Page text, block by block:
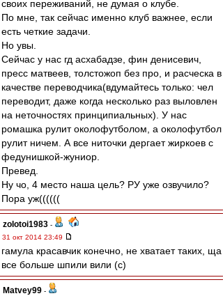
своих переживаний, не думая о клубе.
По мне, так сейчас именно клуб важнее, если
есть четкие задачи.
Но увы.
Сейчас у нас гд асхабадзе, фин денисевич,
пресс матвеев, толстожоп без про, и расческа в
качестве переводчика(вдумайтесь только: чел
переводит, даже когда несколько раз выловлен
на неточностях принципиальных). У нас
ромашка рулит околофутболом, а околофутбол
рулит ничем. А все ниточки дергает жиркоев с
федунишкой-жуниор.
Превед.
Ну чо, 4 место наша цель? РУ уже озвучило?
Пора уж((((((
zolotoi1983 -
31 окт 2014 23:49
гамула красавчик конечно, не хватает таких, ща
все больше шпили вили (с)
Matvey99 -